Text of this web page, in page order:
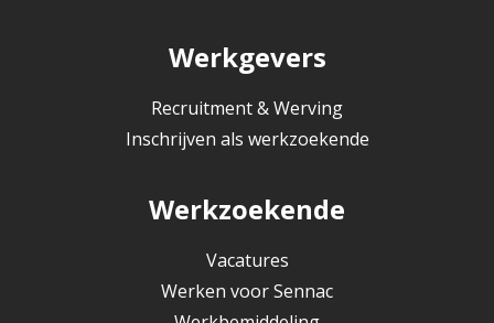
Werkgevers
Recruitment & Werving
Inschrijven als werkzoekende
Werkzoekende
Vacatures
Werken voor Sennac